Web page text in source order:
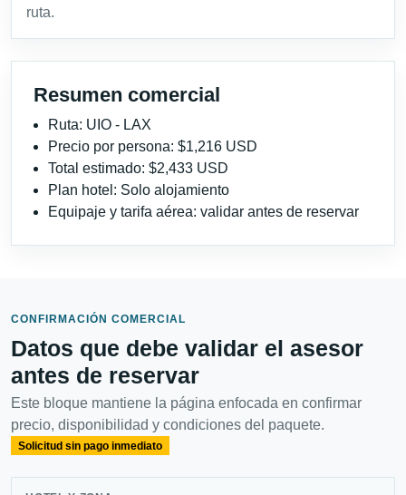
ruta.
Resumen comercial
Ruta: UIO - LAX
Precio por persona: $1,216 USD
Total estimado: $2,433 USD
Plan hotel: Solo alojamiento
Equipaje y tarifa aérea: validar antes de reservar
CONFIRMACIÓN COMERCIAL
Datos que debe validar el asesor
antes de reservar
Este bloque mantiene la página enfocada en confirmar
precio, disponibilidad y condiciones del paquete.
Solicitud sin pago inmediato